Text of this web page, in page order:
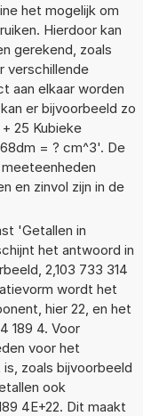
het mogelijk om
Hierdoor kan
gerekend, zoals
verschillende
aan elkaar worden
er bijvoorbeeld zo
25 Kubieke
= ? cm^3'. De
en zinvol zijn in de
'Getallen in
het antwoord in
2,103 733 314
wordt het
hier 22, en het
189 4. Voor
voor het
zoals bijvoorbeeld
ook
4E+22. Dit maakt